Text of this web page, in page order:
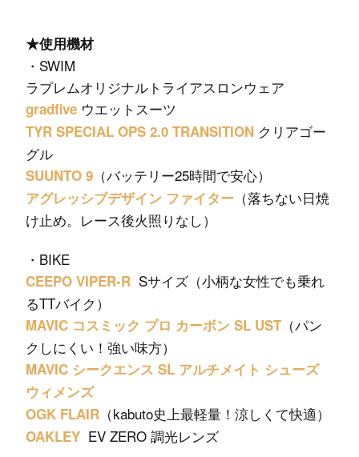
★使用機材
・SWIM
ラプレムオリジナルトライアスロンウェア
gradfive ウエットスーツ
TYR SPECIAL OPS 2.0 TRANSITION クリアゴー
グル
SUUNTO 9 （バッテリー25時間で安心）
アグレッシブデザイン ファイター （落ちない日焼
け止め。レース後火照りなし）
・BIKE
CEEPO VIPER-R Sサイズ（小柄な女性でも乗れ
るTTバイク）
MAVIC コスミック プロ カーボン SL UST（パン
クしにくい！強い味方）
MAVIC シークエンス SL アルチメイト シューズ
ウィメンズ
OGK FLAIR （kabuto史上最軽量！涼しくて快適）
OAKLEY EV ZERO 調光レンズ